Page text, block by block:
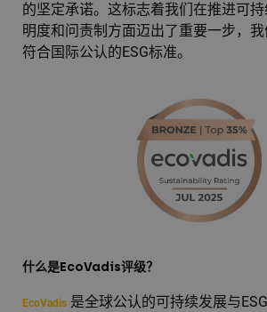
的坚定承诺。这标志着我们在推进可
明度和问责制方面迈出了重要一步，
符合国际公认的ESG标准。
什么是EcoVadis评级？
EcoVadis 是全球公认的可持续发展与